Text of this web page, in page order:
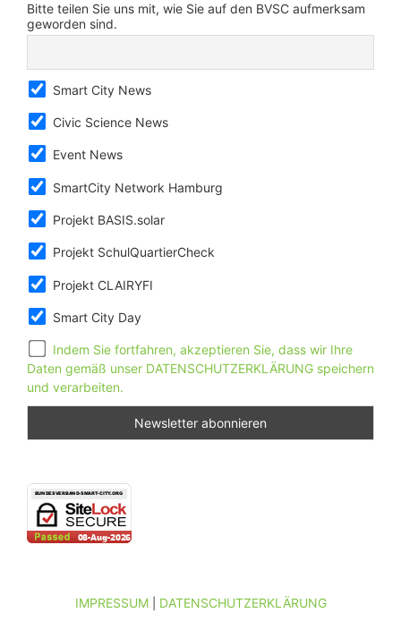
Bitte teilen Sie uns mit, wie Sie auf den BVSC aufmerksam
geworden sind.
Smart City News
Civic Science News
Event News
SmartCity Network Hamburg
Projekt BASIS.solar
Projekt SchulQuartierCheck
Projekt CLAIRYFI
Smart City Day
Indem Sie fortfahren, akzeptieren Sie, dass wir Ihre
Daten gemäß unser DATENSCHUTZERKLÄRUNG speichern
und verarbeiten.
IMPRESSUM| DATENSCHUTZERKLÄRUNG